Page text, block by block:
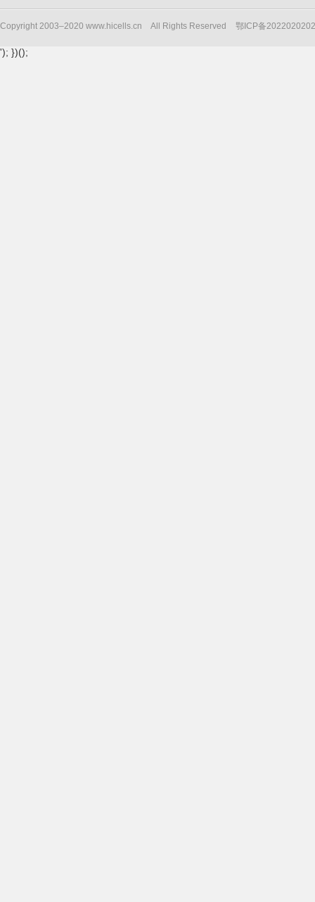
Copyright 2003–2020 www.hicells.cn All Rights Reserved 鄂ICP备
'); })();